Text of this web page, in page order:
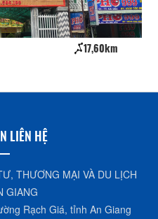
17,60km
LIÊN HỆ
THƯƠNG MẠI VÀ DU LỊCH
GIANG
Rạch Giá, tỉnh An Giang